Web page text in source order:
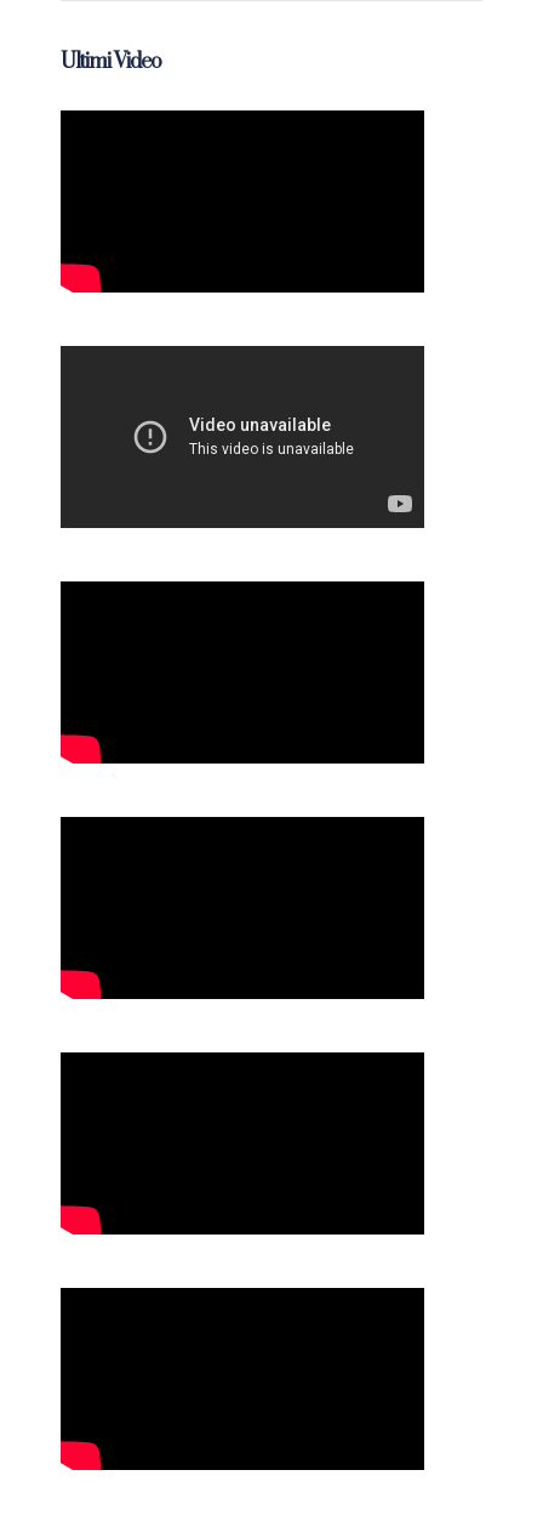
Ultimi Video